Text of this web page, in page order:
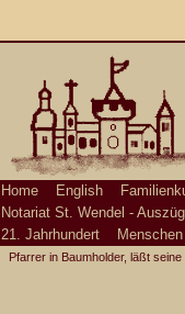
Home English
Notariat St. Wendel -
21. Jahrhundert
Menschen
Pfarrer in Baumholder, läßt